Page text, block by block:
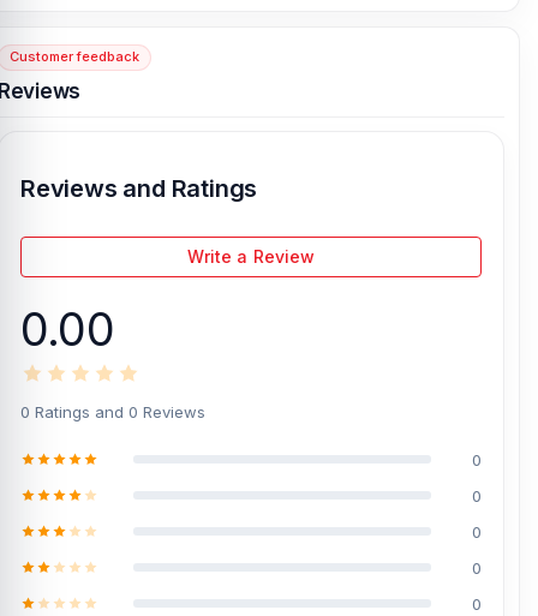
– 1215.
Customer feedback
Reviews and Ratings
Write a Review
0.00
0 Ratings and 0 Reviews
0
0
0
0
0